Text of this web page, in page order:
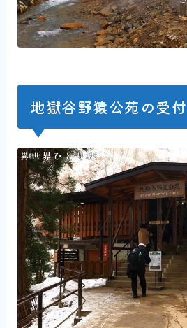
地獄谷野猿公苑の受付